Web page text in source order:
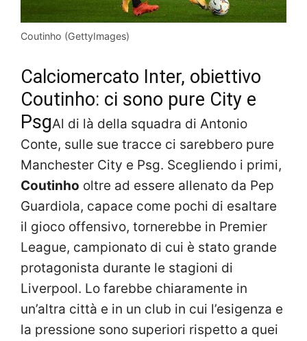
Coutinho (GettyImages)
Calciomercato Inter, obiettivo
Coutinho: ci sono pure City e
PsgAl di là della squadra di Antonio
Conte, sulle sue tracce ci sarebbero pure
Manchester City e Psg. Scegliendo i primi,
Coutinho oltre ad essere allenato da Pep
Guardiola, capace come pochi di esaltare
il gioco offensivo, tornerebbe in Premier
League, campionato di cui è stato grande
protagonista durante le stagioni di
Liverpool. Lo farebbe chiaramente in
un’altra città e in un club in cui l’esigenza e
la pressione sono superiori rispetto a quei